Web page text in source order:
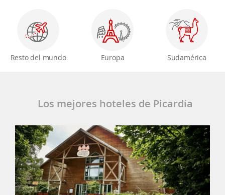
Resto del mundo Europa Sudamérica
Los mejores hoteles de Picardía